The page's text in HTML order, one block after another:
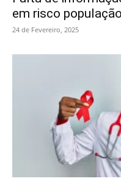
em risco
24 de Fevereiro, 2025